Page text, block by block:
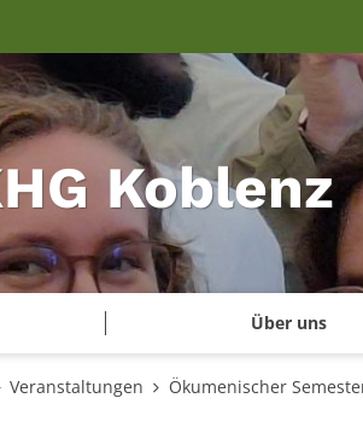
Koblenz
Über uns
Veranstaltungen Ökumenischer